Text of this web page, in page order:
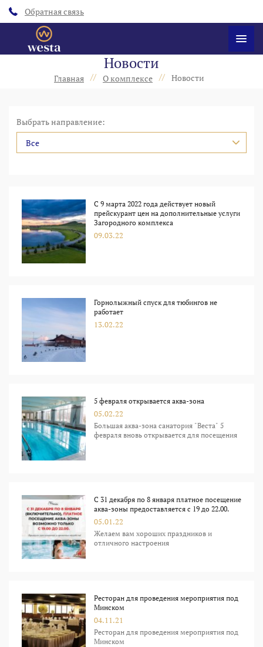
Обратная связь
Новости
Главная // О комплексе // Новости
Выбрать направление:
Все
С 9 марта 2022 года действует новый
прейскурант цен на дополнительные услуги
Загородного комплекса
09.03.22
Горнолыжный спуск для тюбингов не
работает
13.02.22
5 февраля открывается аква-зона
05.02.22
Большая аква-зона санатория "Веста" 5
февраля вновь открывается для посещения
С 31 декабря по 8 января платное посещение
аква-зоны предоставляется с 19 до 22.00.
05.01.22
Желаем вам хороших праздников и
отличного настроения
Ресторан для проведения мероприятия под
Минском
04.11.21
Ресторан для проведения мероприятия под
Минском